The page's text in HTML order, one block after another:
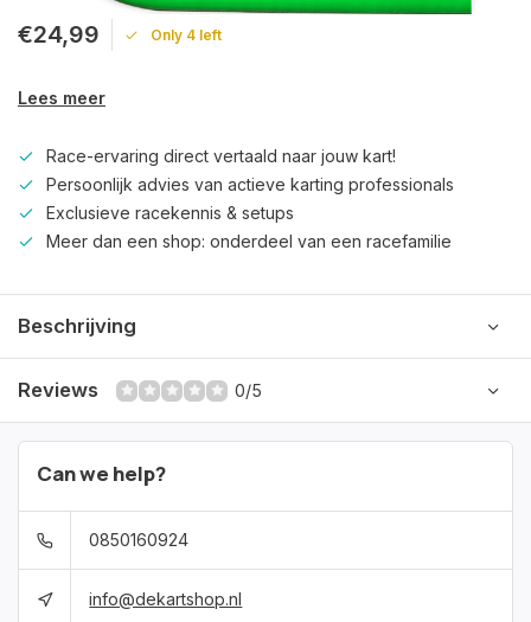
€24,99 Only 4 left
Lees meer
Race-ervaring direct vertaald naar jouw kart!
Persoonlijk advies van actieve karting professionals
Exclusieve racekennis & setups
Meer dan een shop: onderdeel van een racefamilie
Beschrijving
Reviews 0/5
Can we help?
0850160924
info@dekartshop.nl